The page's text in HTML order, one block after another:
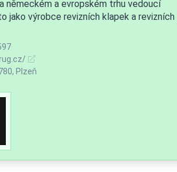
německém a evropském trhu vedoucí
jako výrobce revizních klapek a revizních
Plzeň